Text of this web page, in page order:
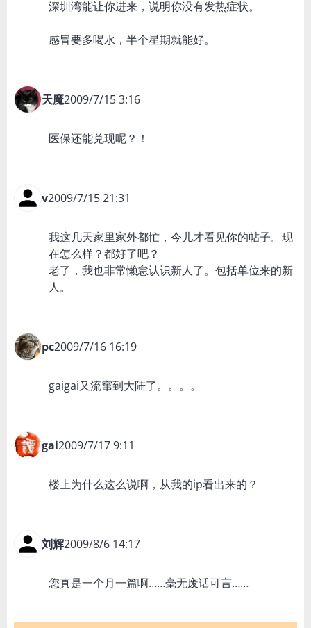
深圳湾能让你进来，说明你没有发热症状。
感冒要多喝水，半个星期就能好。
天魔2009/7/15 3:16
医保还能兑现呢？！
v2009/7/15 21:31
我这几天家里家外都忙，今儿才看见你的帖子。现
在怎么样？都好了吧？
老了，我也非常懒怠认识新人了。包括单位来的新
人。
pc2009/7/16 16:19
gaigai又流窜到大陆了。。。。
gai2009/7/17 9:11
楼上为什么这么说啊，从我的ip看出来的？
刘辉2009/8/6 14:17
您真是一个月一篇啊……毫无废话可言……